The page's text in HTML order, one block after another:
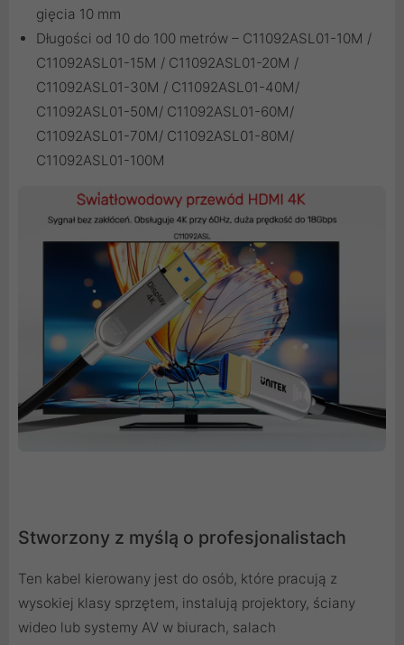
gięcia 10 mm
Długości od 10 do 100 metrów – C11092ASL01-10M /
C11092ASL01-15M / C11092ASL01-20M /
C11092ASL01-30M / C11092ASL01-40M/
C11092ASL01-50M/ C11092ASL01-60M/
C11092ASL01-70M/ C11092ASL01-80M/
C11092ASL01-100M
Stworzony z myślą o profesjonalistach
Ten kabel kierowany jest do osób, które pracują z
wysokiej klasy sprzętem, instalują projektory, ściany
wideo lub systemy AV w biurach, salach